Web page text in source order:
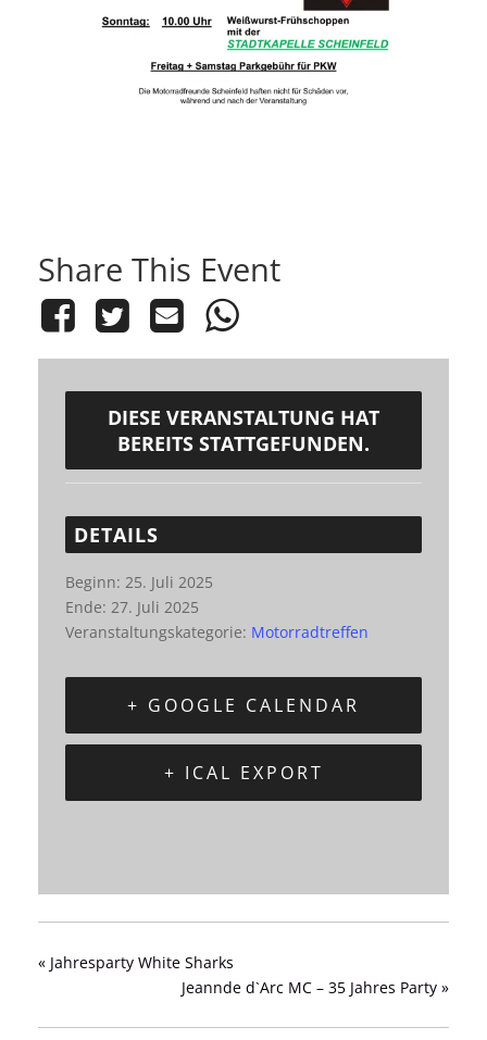
Share This Event
DIESE VERANSTALTUNG HAT
BEREITS STATTGEFUNDEN.
DETAILS
Beginn: 25. Juli 2025
Ende: 27. Juli 2025
Veranstaltungskategorie: Motorradtreffen
+ GOOGLE CALENDAR
+ ICAL EXPORT
« Jahresparty White Sharks
Jeannde d`Arc MC – 35 Jahres Party »